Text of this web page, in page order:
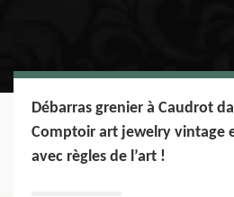
Débarras grenier à Caudrot
Comptoir art jewelry vintage
avec règles de l’art !